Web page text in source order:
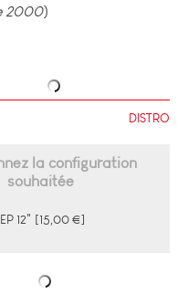
2000)
DISTRO
la configuration
souhaitée
12" [15,00 €]